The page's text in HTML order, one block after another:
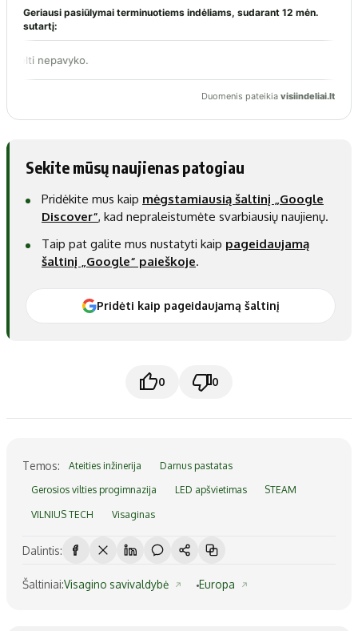
Sekite mūsų naujienas patogiau
Pridėkite mus kaip mėgstamiausią šaltinį „Google
Discover“, kad nepraleistumėte svarbiausių naujienų.
Taip pat galite mus nustatyti kaip pageidaujamą
šaltinį „Google“ paieškoje.
Pridėti kaip pageidaujamą šaltinį
0 0
Temos: Ateities inžinerija Darnus pastatas
Gerosios vilties progimnazija LED apšvietimas STEAM
VILNIUS TECH Visaginas
Dalintis:
Šaltiniai:Visagino savivaldybė Europa